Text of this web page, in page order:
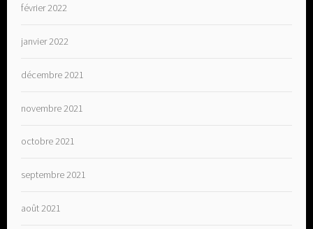
février 2022
janvier 2022
décembre 2021
novembre 2021
octobre 2021
septembre 2021
août 2021